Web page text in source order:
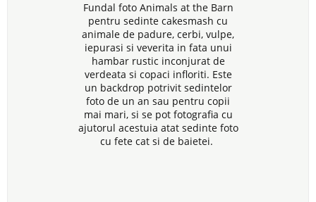
Fundal foto Animals at the Barn
pentru sedinte cakesmash cu
animale de padure, cerbi, vulpe,
iepurasi si veverita in fata unui
hambar rustic inconjurat de
verdeata si copaci infloriti. Este
un backdrop potrivit sedintelor
foto de un an sau pentru copii
mai mari, si se pot fotografia cu
ajutorul acestuia atat sedinte foto
cu fete cat si de baietei.